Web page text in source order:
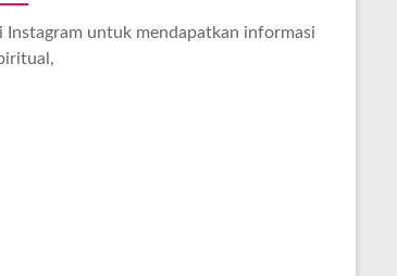
Instagram untuk mendapatkan informasi